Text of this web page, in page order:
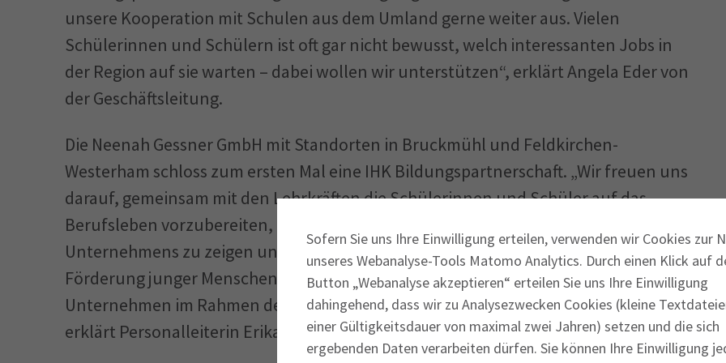
Sofern Sie uns Ihre Einwilligung erteilen, verwenden wir Cookies zur
unseres Webanalyse-Tools Matomo Analytics. Durch einen Klick auf
Button „Webanalyse akzeptieren“ erteilen Sie uns Ihre Einwilligung
dahingehend, dass wir zu Analysezwecken Cookies (kleine
einer Gültigkeitsdauer von maximal zwei Jahren) setzen und die sich
ergebenden Daten verarbeiten dürfen. Sie können Ihre Einwilligung
unsere Kooperation mit Schulen aus dem Umland gerne weiter aus. Vielen
Schülerinnen und Schülern ist oft gar nicht bewusst, welch interessanten Jobs in
der Region auf sie warten – dabei wollen wir unterstützen“, erklärt Angela Eder von
der Geschäftsleitung.
Die Neenah Gessner GmbH mit Standorten in Bruckmühl und Feldkirchen-
Westerham schloss zum ersten Mal eine IHK Bildungspartnerschaft. „Wir freuen uns
darauf, gemeinsam mit den Lehrkräften die Schülerinnen und Schüler auf das
Berufsleben vorzubereiten, praxisnahe Einblicke in die Abläufe unseres
Unternehmens zu zeigen und bei der Suche nach dem richtigen Job zu helfen. Die
Förderung junger Menschen liegt uns sehr am Herzen und auch wir können als
Unternehmen im Rahmen der Bildungspartnerschaft viel von den Schülern lernen“,
erklärt Personalleiterin Erika Girg-Preiherr.